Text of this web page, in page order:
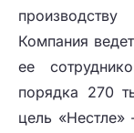
Компания
ее
порядка 270
цель